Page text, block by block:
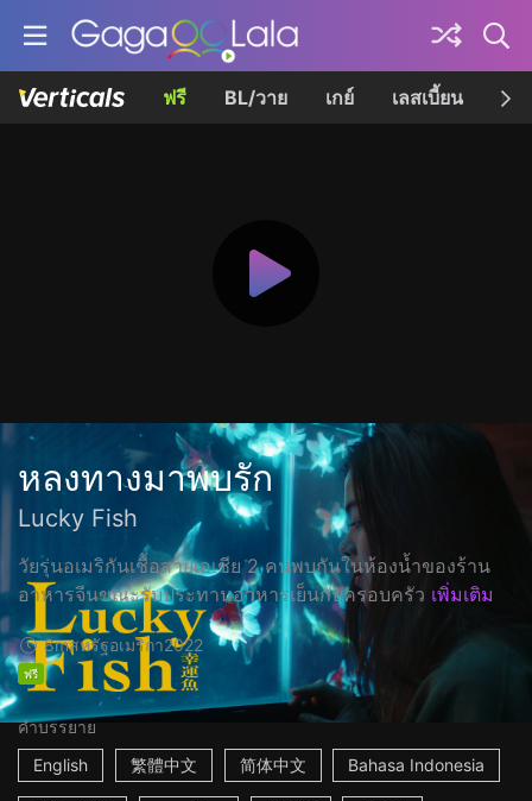
ฟรี BL/วาย เกย์ เลสเบี้ยน เค
หลงทางมาพบรัก
Lucky Fish
วัยรุ่นอเมริกันเชื้อสายเอเชีย 2 คนพบกันในห้องน้ำของร้าน
อาหารจีนขณะรับประทานอาหารเย็นกับครอบครัว เพิ่มเติม
8mสหรัฐอเมริกา2022
ฟรี
คำบรรยาย
English
繁體中文 简体中文 Bahasa Indonesia